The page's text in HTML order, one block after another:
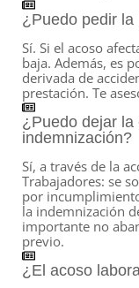
¿Puedo pedir
Sí. Si el acoso
baja. Además, es
derivada de
prestación. Te
¿Puedo dejar
indemnización?
Sí, a través de la
Trabajadores: se
por
la indemnización
importante no
previo.
¿El acoso